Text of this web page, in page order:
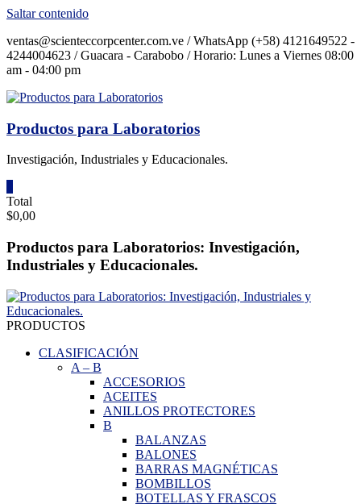
Saltar contenido
ventas@scienteccorpcenter.com.ve / WhatsApp (+58) 4121649522 -
4244004623 / Guacara - Carabobo / Horario: Lunes a Viernes 08:00
am - 04:00 pm
Productos para Laboratorios
Investigación, Industriales y Educacionales.
Total
$0,00
Productos para Laboratorios: Investigación,
Industriales y Educacionales.
PRODUCTOS
CLASIFICACIÓN
A – B
ACCESORIOS
ACEITES
ANILLOS PROTECTORES
B
BALANZAS
BALONES
BARRAS MAGNÉTICAS
BOMBILLOS
BOTELLAS Y FRASCOS